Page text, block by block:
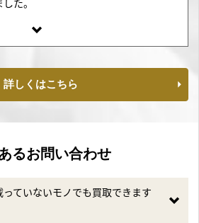
た。
詳しくはこちら
るお問い合わせ
ていないモノでも買取できます